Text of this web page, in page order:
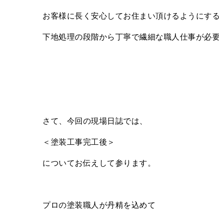
お客様に長く安心してお住まい頂けるようにする
下地処理の段階から丁寧で繊細な職人仕事が必
さて、今回の現場日誌では、
＜塗装工事完工後＞
についてお伝えして参ります。
プロの塗装職人が丹精を込めて